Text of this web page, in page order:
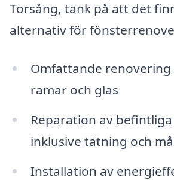
Torsång, tänk på att det
alternativ för
Omfattande renovering
ramar och glas
Reparation av
inklusive tätning och
Installation av